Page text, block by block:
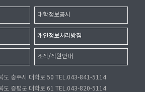
대학정보공시
개인정보처리방침
조직/직원안내
도 충주시 대학로 50 TEL.043-841-5114
도 증평군 대학로 61 TEL.043-820-5114